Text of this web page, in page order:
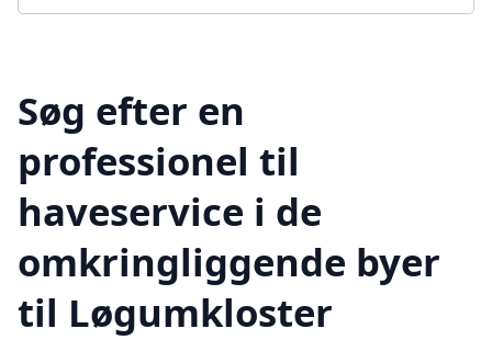
Søg efter en
professionel til
haveservice i de
omkringliggende byer
til Løgumkloster